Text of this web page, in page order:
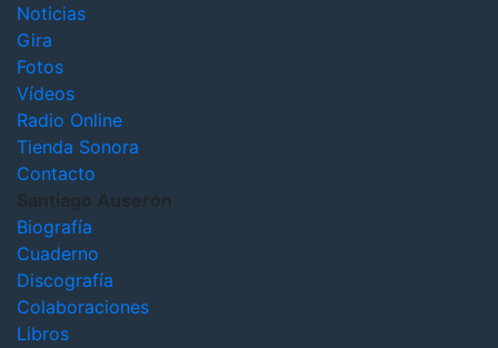
Noticias
Gira
Fotos
Vídeos
Radio Online
Tienda Sonora
Contacto
Santiago Auserón
Biografía
Cuaderno
Discografía
Colaboraciones
Libros